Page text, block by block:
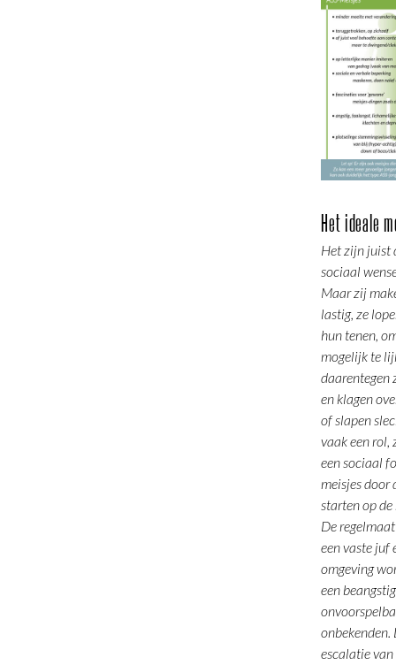
Het ideale
Het zijn juist
sociaal
Maar zij
lastig, ze
hun tenen,
mogelijk te
daarentegen
en klagen
of slapen
vaak een
een sociaal
meisjes door
starten op
De
een vaste juf
omgeving
een
escalatie